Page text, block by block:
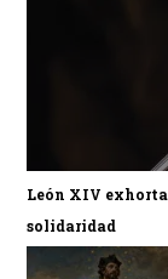
León XIV
solidaridad